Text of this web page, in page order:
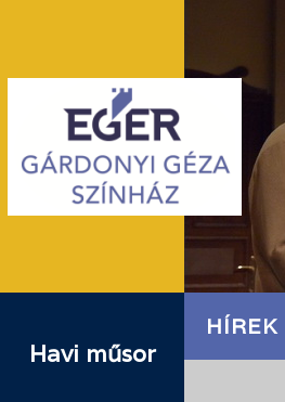
Havi műsor
HÍREK